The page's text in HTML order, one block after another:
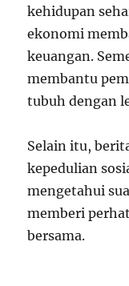
kehidupan
ekonomi
keuangan.
membantu
tubuh dengan
Selain itu,
kepedulian
mengetahui
memberi
bersama.